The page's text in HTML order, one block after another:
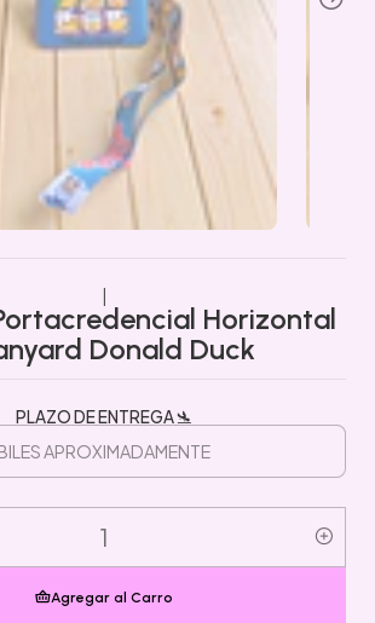
Horizontal
Donald Duck
PLAZO DE ENTREGA 🛬
Agregar al Carro